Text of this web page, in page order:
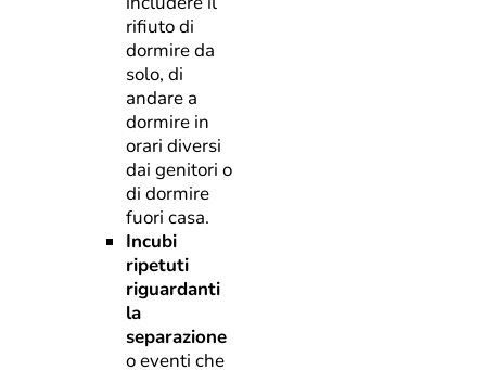
rifiuto di
dormire da
solo, di
andare a
dormire in
orari diversi
dai genitori o
di dormire
fuori casa.
Incubi
ripetuti
riguardanti
la
separazione
o eventi che